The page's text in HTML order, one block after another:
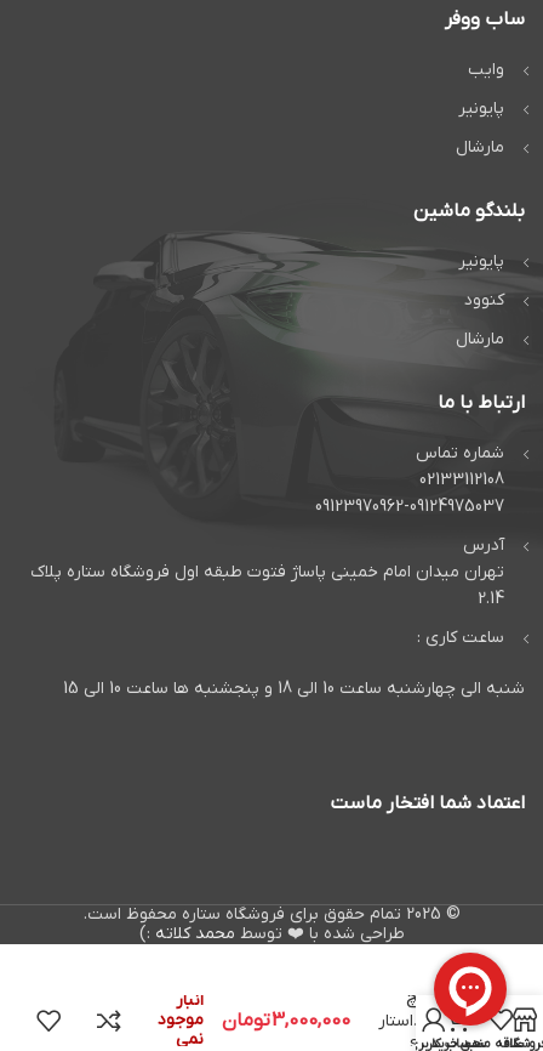
ساب ووفر
وایب
پایونیر
مارشال
بلندگو ماشین
پایونیر
کنوود
مارشال
ارتباط با ما
شماره تماس
02133112108
09123970962-09124975037
آدرس
تهران میدان امام خمینی پاساژ فتوت طبقه اول فروشگاه ستاره پلاک
2.14
ساعت کاری :
شنبه الی چهارشنبه ساعت 10 الی 18 و پنجشنبه ها ساعت 10 الی 15
اعتماد شما افتخار ماست
© 2025 تمام حقوق برای فروشگاه ستاره محفوظ است.
طراحی شده با ❤️ توسط محمد کلاته :)
میدرنج
۶اینچ
سانداستار
sx64
3,000,000تومان
انبار
موجود
نمی
علاقه مندی
0
سبد خرید
حساب کاربری من